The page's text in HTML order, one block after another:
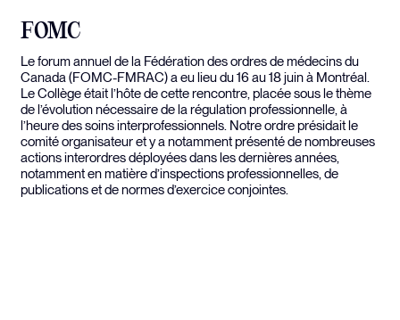
FOMC
Le forum annuel de la Fédération des ordres de médecins du
Canada (FOMC-FMRAC) a eu lieu du 16 au 18 juin à Montréal.
Le Collège était l’hôte de cette rencontre, placée sous le thème
de l’évolution nécessaire de la régulation professionnelle, à
l’heure des soins interprofessionnels. Notre ordre présidait le
comité organisateur et y a notamment présenté de nombreuses
actions interordres déployées dans les dernières années,
notamment en matière d’inspections professionnelles, de
publications et de normes d’exercice conjointes.